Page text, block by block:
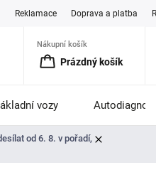
Reklamace Doprava a platba
Nákupní košík
Prázdný košík
vozy
od 6. 8. v pořadí,